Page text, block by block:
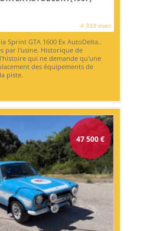
4 333 vues
Sprint GTA 1600 Ex AutoDelta..
par l'usine. Historique de
qui ne demande qu'une
des équipements de
piste.
47 500€